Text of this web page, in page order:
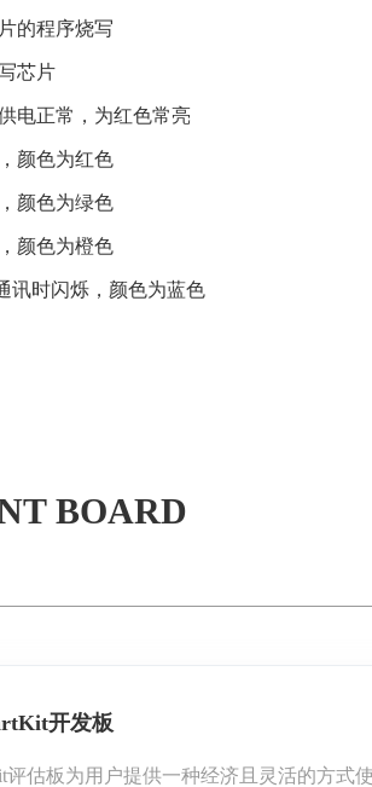
的程序烧写
芯片
电正常，为红色常亮
颜色为红色
颜色为绿色
颜色为橙色
讯时闪烁，颜色为蓝色
BOARD
开发板
评估板为用户提供一种经济且灵活的方